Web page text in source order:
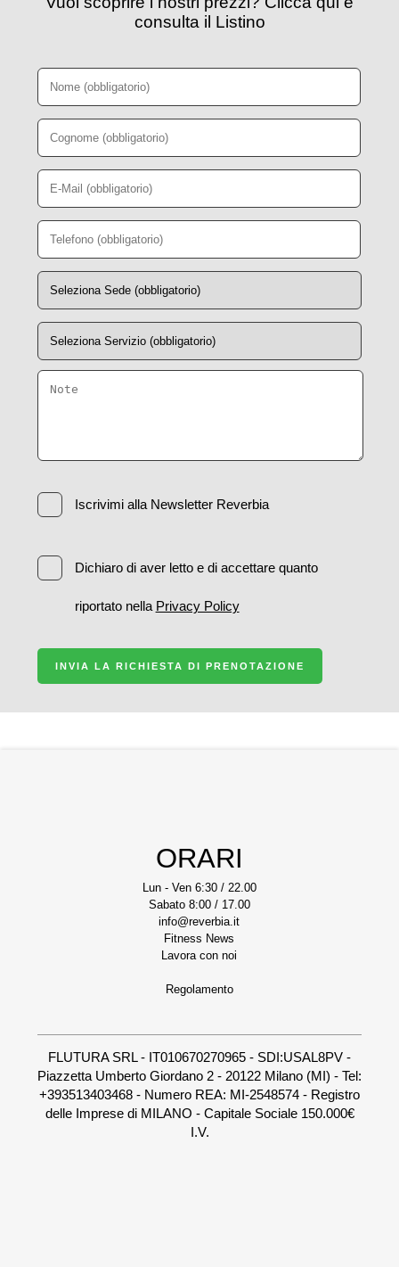
consulta il Listino
Iscrivimi alla Newsletter Reverbia
Dichiaro di aver letto e di accettare quanto
riportato nella Privacy Policy
INVIA LA RICHIESTA DI PRENOTAZIONE
ORARI
Lun - Ven 6:30 / 22.00
Sabato 8:00 / 17.00
info@reverbia.it
Fitness News
Lavora con noi
Regolamento
FLUTURA SRL - IT010670270965 - SDI:USAL8PV -
Piazzetta Umberto Giordano 2 - 20122 Milano (MI) - Tel:
+393513403468 - Numero REA: MI-2548574 - Registro
delle Imprese di MILANO - Capitale Sociale 150.000€
I.V.